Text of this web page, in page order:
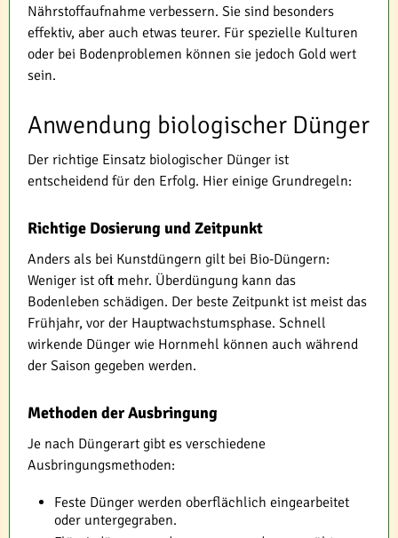
Nährstoffaufnahme verbessern. Sie sind besonders
effektiv, aber auch etwas teurer. Für spezielle Kulturen
oder bei Bodenproblemen können sie jedoch Gold wert
sein.
Anwendung biologischer Dünger
Der richtige Einsatz biologischer Dünger ist
entscheidend für den Erfolg. Hier einige Grundregeln:
Richtige Dosierung und Zeitpunkt
Anders als bei Kunstdüngern gilt bei Bio-Düngern:
Weniger ist oft mehr. Überdüngung kann das
Bodenleben schädigen. Der beste Zeitpunkt ist meist das
Frühjahr, vor der Hauptwachstumsphase. Schnell
wirkende Dünger wie Hornmehl können auch während
der Saison gegeben werden.
Methoden der Ausbringung
Je nach Düngerart gibt es verschiedene
Ausbringungsmethoden:
Feste Dünger werden oberflächlich eingearbeitet
oder untergegraben.